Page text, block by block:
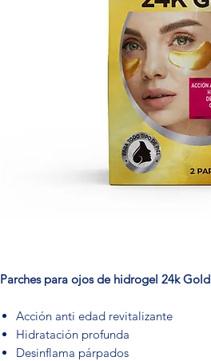
Parches para ojos de hidrogel 24k Gold
Acción anti edad revitalizante
Hidratación profunda
Desinflama párpados